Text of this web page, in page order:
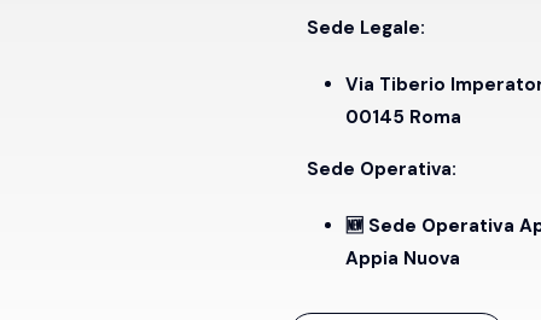
Sede Legale:
Via Tiberio
00145 Roma
Sede Operativa:
🆕 Sede Operativa
Appia Nuova